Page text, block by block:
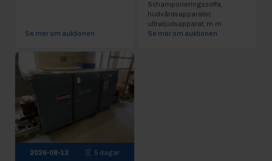
Se mer om auktionen
Schamponeringssoffa,
hudvårdsapparater,
ultraljudsapparat, m.m.
Se mer om auktionen
2026-08-12 5 dagar